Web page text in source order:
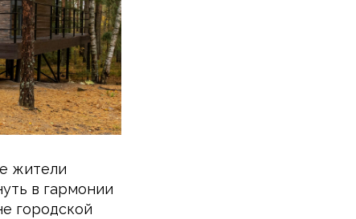
жители
в гармонии
городской